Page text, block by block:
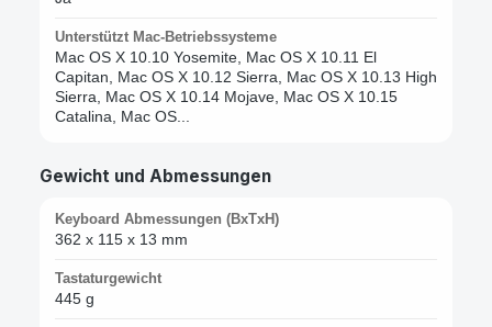
Unterstützt Mac-Betriebssysteme
Mac OS X 10.10 Yosemite, Mac OS X 10.11 El
Capitan, Mac OS X 10.12 Sierra, Mac OS X 10.13 High
Sierra, Mac OS X 10.14 Mojave, Mac OS X 10.15
Catalina, Mac OS...
Gewicht und Abmessungen
Keyboard Abmessungen (BxTxH)
362 x 115 x 13 mm
Tastaturgewicht
445 g